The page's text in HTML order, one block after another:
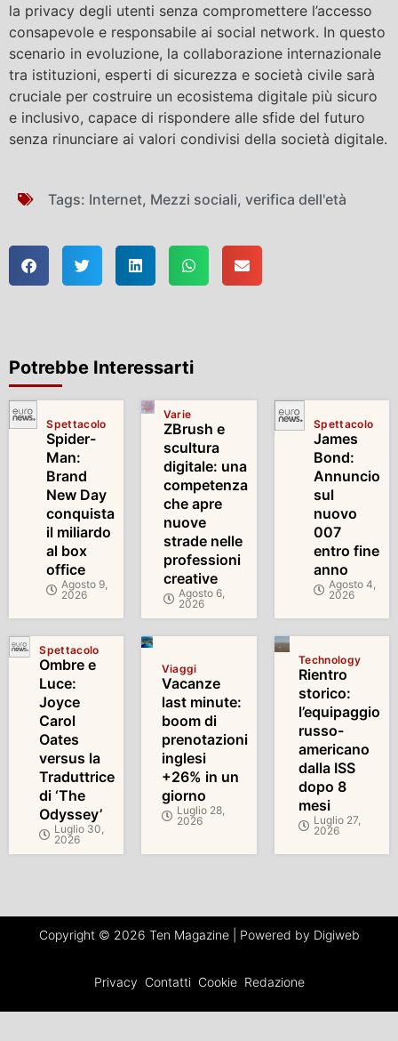
la privacy degli utenti senza compromettere l’accesso
consapevole e responsabile ai social network. In questo
scenario in evoluzione, la collaborazione internazionale
tra istituzioni, esperti di sicurezza e società civile sarà
cruciale per costruire un ecosistema digitale più sicuro
e inclusivo, capace di rispondere alle sfide del futuro
senza rinunciare ai valori condivisi della società digitale.
Tags: Internet, Mezzi sociali, verifica dell'età
Potrebbe Interessarti
Spettacolo
Spider-
Man:
Brand
New Day
conquista
il miliardo
al box
office
Agosto 9,
2026
Varie
ZBrush e
scultura
digitale: una
competenza
che apre
nuove
strade nelle
professioni
creative
Agosto 6,
2026
Spettacolo
James
Bond:
Annuncio
sul
nuovo
007
entro fine
anno
Agosto 4,
2026
Spettacolo
Ombre e
Luce:
Joyce
Carol
Oates
versus la
Traduttrice
di ‘The
Odyssey’
Luglio 30,
2026
Viaggi
Vacanze
last minute:
boom di
prenotazioni
inglesi
+26% in un
giorno
Luglio 28,
2026
Technology
Rientro
storico:
l’equipaggio
russo-
americano
dalla ISS
dopo 8
mesi
Luglio 27,
2026
Copyright © 2026 Ten Magazine | Powered by Digiweb
Privacy Contatti Cookie Redazione